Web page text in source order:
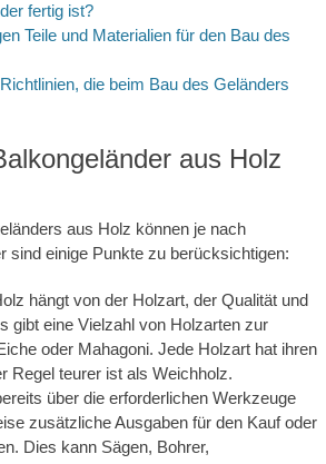
fertig ist?
Teile und Materialien für den Bau des
die beim Bau des Geländers
aus Holz
aus Holz können je nach
sind einige Punkte zu berücksichtigen:
hängt von der Holzart, der Qualität und
gibt eine Vielzahl von Holzarten zur
oder Mahagoni. Jede Holzart hat ihren
Regel teurer ist als Weichholz.
über die erforderlichen Werkzeuge
zusätzliche Ausgaben für den Kauf oder
Dies kann Sägen, Bohrer,